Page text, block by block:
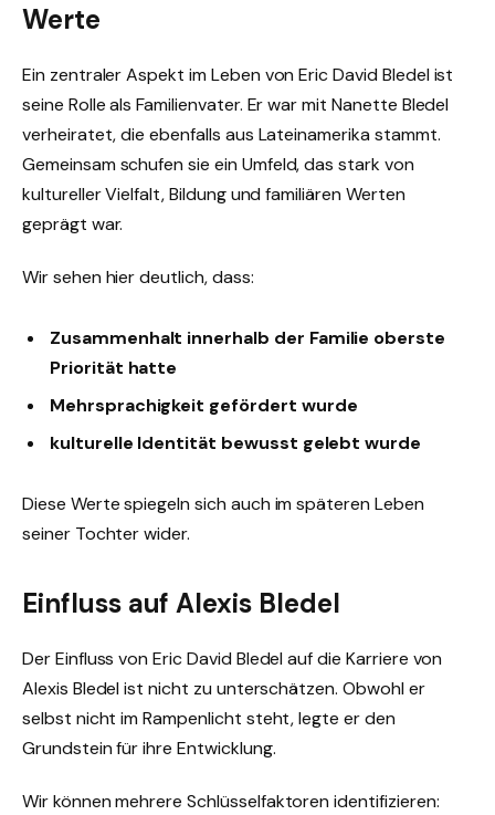
Werte
Ein zentraler Aspekt im Leben von Eric David Bledel ist
seine Rolle als Familienvater. Er war mit Nanette Bledel
verheiratet, die ebenfalls aus Lateinamerika stammt.
Gemeinsam schufen sie ein Umfeld, das stark von
kultureller Vielfalt, Bildung und familiären Werten
geprägt war.
Wir sehen hier deutlich, dass:
Zusammenhalt innerhalb der Familie oberste
Priorität hatte
Mehrsprachigkeit gefördert wurde
kulturelle Identität bewusst gelebt wurde
Diese Werte spiegeln sich auch im späteren Leben
seiner Tochter wider.
Einfluss auf Alexis Bledel
Der Einfluss von Eric David Bledel auf die Karriere von
Alexis Bledel ist nicht zu unterschätzen. Obwohl er
selbst nicht im Rampenlicht steht, legte er den
Grundstein für ihre Entwicklung.
Wir können mehrere Schlüsselfaktoren identifizieren: